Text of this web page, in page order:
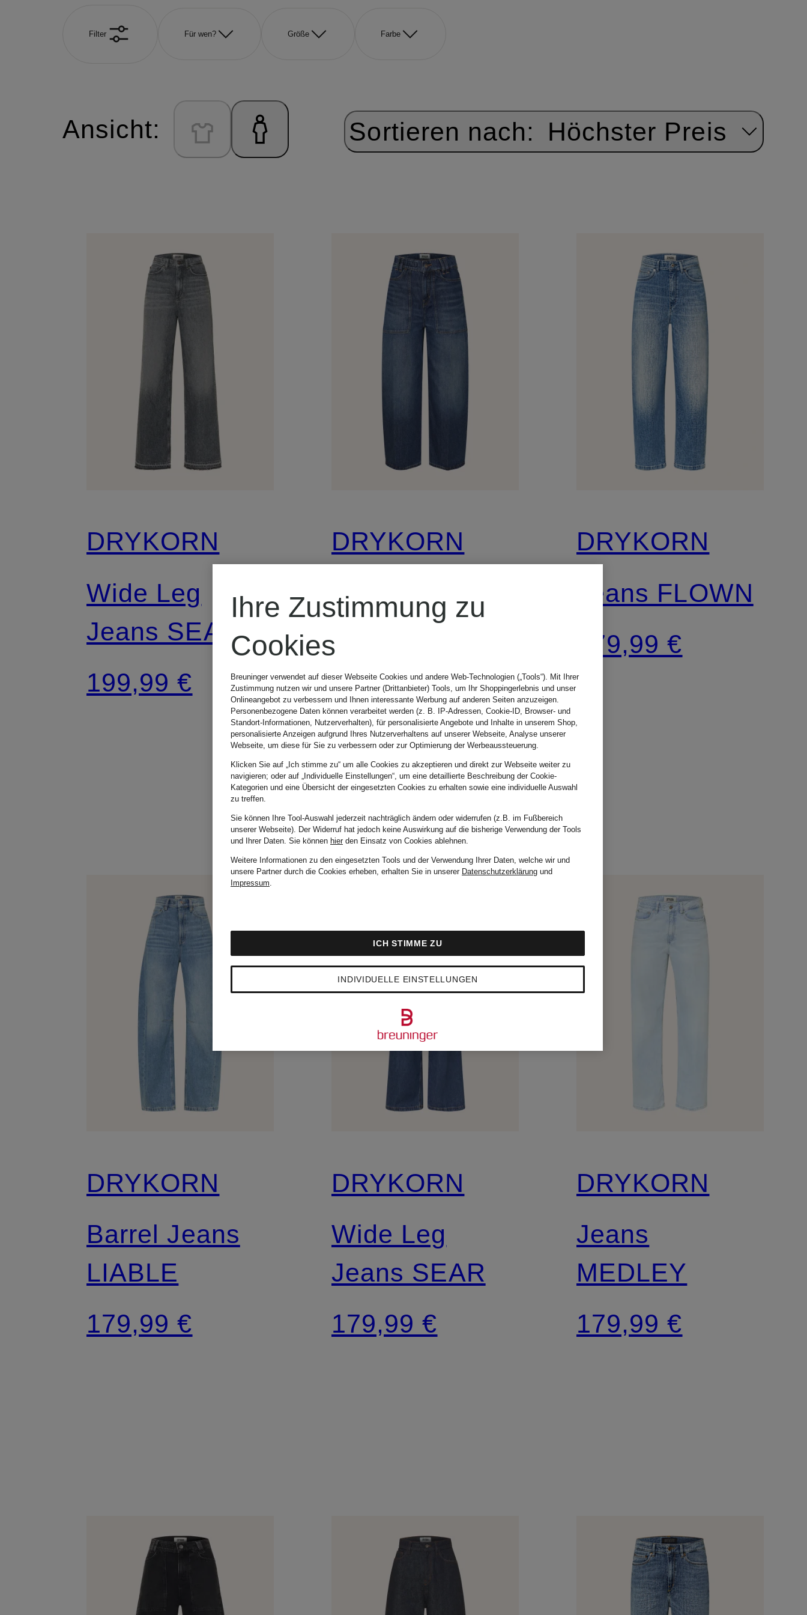
Filter Für wen? Größe Farbe
Ansicht: Sortieren nach: Höchster Preis
DRYKORN
Wide Leg
Jeans SEAR
199,99 €
DRYKORN
Barrell Jeans
179,99 €
DRYKORN
Jeans FLOWN
179,99 €
DRYKORN
Barrel Jeans
LIABLE
179,99 €
DRYKORN
Wide Leg
Jeans SEAR
179,99 €
DRYKORN
Jeans
MEDLEY
179,99 €
Ihre Zustimmung zu
Cookies
Breuninger verwendet auf dieser Webseite Cookies und andere Web-Technologien („Tools“). Mit Ihrer
Zustimmung nutzen wir und unsere Partner (Drittanbieter) Tools, um Ihr Shoppingerlebnis und unser
Onlineangebot zu verbessern und Ihnen interessante Werbung auf anderen Seiten anzuzeigen.
Personenbezogene Daten können verarbeitet werden (z. B. IP-Adressen, Cookie-ID, Browser- und
Standort-Informationen, Nutzerverhalten), für personalisierte Angebote und Inhalte in unserem Shop,
personalisierte Anzeigen aufgrund Ihres Nutzerverhaltens auf unserer Webseite, Analyse unserer
Webseite, um diese für Sie zu verbessern oder zur Optimierung der Werbeaussteuerung.
Klicken Sie auf „Ich stimme zu“ um alle Cookies zu akzeptieren und direkt zur Webseite weiter zu
navigieren; oder auf „Individuelle Einstellungen“, um eine detaillierte Beschreibung der Cookie-
Kategorien und eine Übersicht der eingesetzten Cookies zu erhalten sowie eine individuelle Auswahl
zu treffen.
Sie können Ihre Tool-Auswahl jederzeit nachträglich ändern oder widerrufen (z.B. im Fußbereich
unserer Webseite). Der Widerruf hat jedoch keine Auswirkung auf die bisherige Verwendung der Tools
und Ihrer Daten. Sie können hierden Einsatz von Cookies ablehnen.
Weitere Informationen zu den eingesetzten Tools und der Verwendung Ihrer Daten, welche wir und
unsere Partner durch die Cookies erheben, erhalten Sie in unserer Datenschutzerklärung und
Impressum.
INDIVIDUELLE EINSTELLUNGEN
ICH STIMME ZU